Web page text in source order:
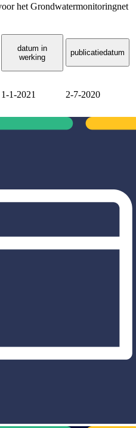
het Grondwatermonitoringnet
datum in
werking
publicatiedatum
1-1-2021 2-7-2020